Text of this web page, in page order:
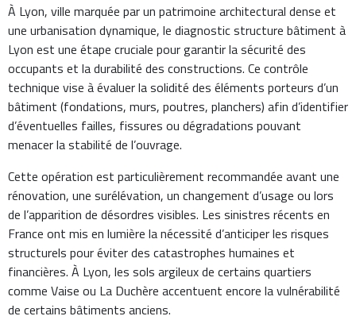
À Lyon, ville marquée par un patrimoine architectural dense et
une urbanisation dynamique, le diagnostic structure bâtiment à
Lyon est une étape cruciale pour garantir la sécurité des
occupants et la durabilité des constructions. Ce contrôle
technique vise à évaluer la solidité des éléments porteurs d’un
bâtiment (fondations, murs, poutres, planchers) afin d’identifier
d’éventuelles failles, fissures ou dégradations pouvant
menacer la stabilité de l’ouvrage.
Cette opération est particulièrement recommandée avant une
rénovation, une surélévation, un changement d’usage ou lors
de l’apparition de désordres visibles. Les sinistres récents en
France ont mis en lumière la nécessité d’anticiper les risques
structurels pour éviter des catastrophes humaines et
financières. À Lyon, les sols argileux de certains quartiers
comme Vaise ou La Duchère accentuent encore la vulnérabilité
de certains bâtiments anciens.